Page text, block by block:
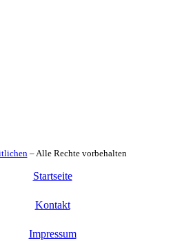
– Alle Rechte vorbehalten
Startseite
Kontakt
Impressum